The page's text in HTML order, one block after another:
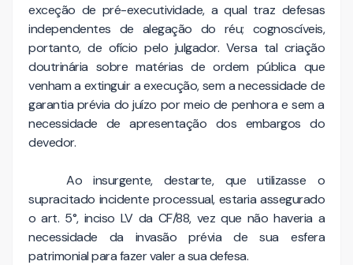
exceção de pré-executividade, a qual traz defesas
independentes de alegação do réu; cognoscíveis,
portanto, de ofício pelo julgador. Versa tal criação
doutrinária sobre matérias de ordem pública que
venham a extinguir a execução, sem a necessidade de
garantia prévia do juízo por meio de penhora e sem a
necessidade de apresentação dos embargos do
devedor.
Ao insurgente, destarte, que utilizasse o
supracitado incidente processual, estaria assegurado
o art. 5°, inciso LV da CF/88, vez que não haveria a
necessidade da invasão prévia de sua esfera
patrimonial para fazer valer a sua defesa.